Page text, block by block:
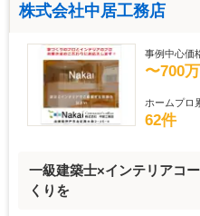
株式会社中居工務店
事例中心価
〜700
ホームプロ
62件
一級建築士×インテリアコ
くりを